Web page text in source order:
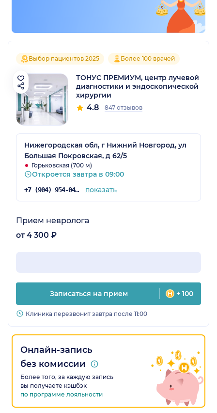
Выбор пациентов 2025 Более 100 врачей
ТОНУС ПРЕМИУМ, центр лучевой
диагностики и эндоскопической
хирургии
4.8 847 отзывов
Нижегородская обл, г Нижний Новгород, ул
Большая Покровская, д 62/5
Горьковская (700 м)
Откроется завтра в 09:00
+7 (904) 954-04-36 показать
Прием невролога
от 4 300 ₽
Записаться на прием + 100
Клиника перезвонит завтра после 11:00
Онлайн-запись
без комиссии
Более того, за каждую запись
вы получаете кэшбэк
по программе лояльности